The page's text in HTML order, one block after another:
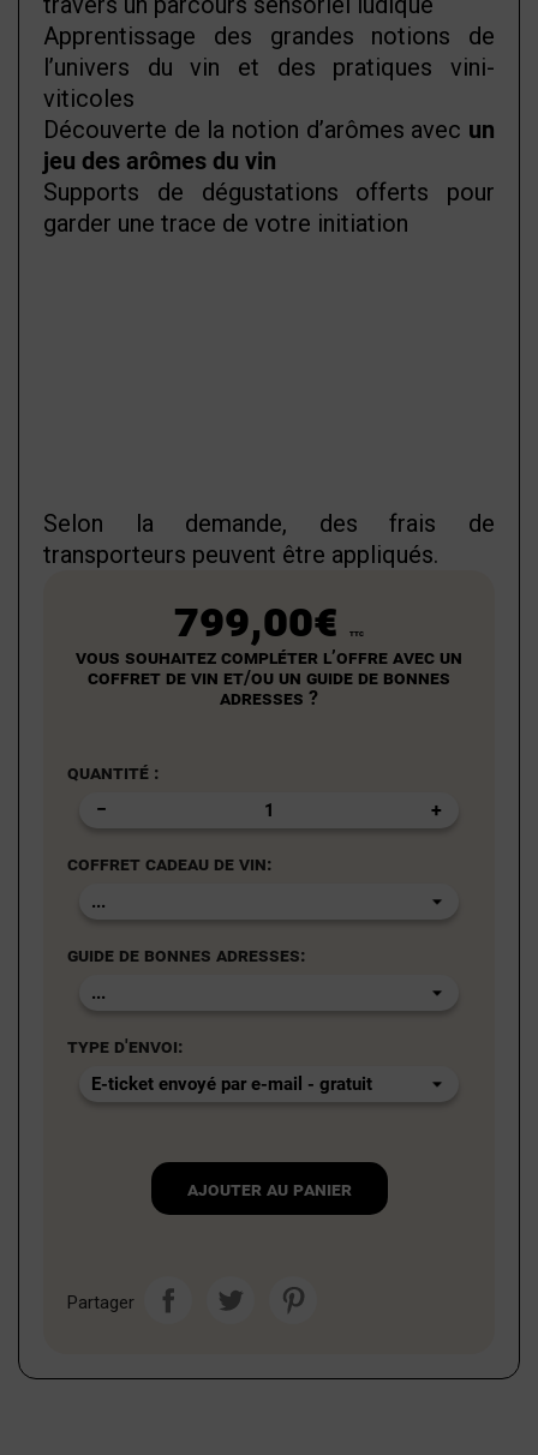
799,00€ TTC
Vous souhaitez compléter l’offre avec un
coffret de vin et/ou un guide de bonnes
adresses ?
Quantité :
Coffret cadeau de vin:
Guide de bonnes adresses:
Type d'envoi:
Ajouter au panier
Partager
Apprentissage des grandes notions de
l’univers du vin et des pratiques vini-
viticoles
Découverte de la notion d’arômes avec un
jeu des arômes du vin
Supports de dégustations offerts pour
garder une trace de votre initiation
Selon la demande, des frais de
transporteurs peuvent être appliqués.